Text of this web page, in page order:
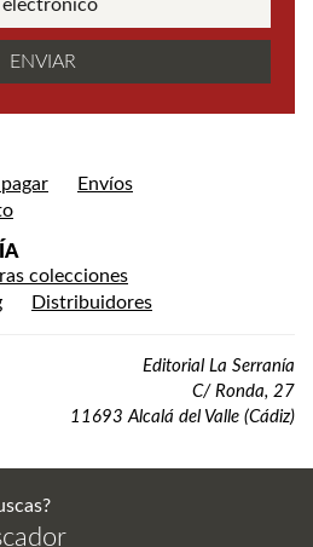
Envíos
colecciones
Distribuidores
Editorial La Serranía
C/ Ronda, 27
11693 Alcalá del Valle (Cádiz)